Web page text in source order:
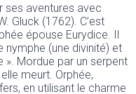
ses aventures avec
Gluck (1762). C’est
épouse Eurydice. Il
nymphe (une divinité) et
». Mordue par un serpent
meurt. Orphée,
en utilisant le charme